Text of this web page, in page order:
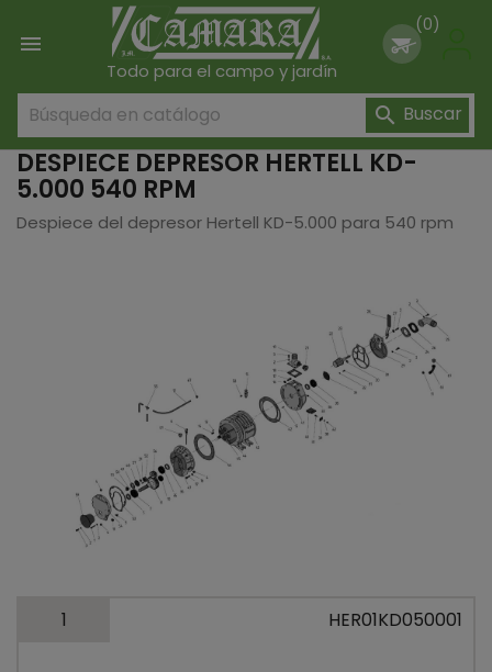

Todo para el campo y jardín
(0)
 Buscar
DESPIECE DEPRESOR HERTELL KD-
5.000 540 RPM
Despiece del depresor Hertell KD-5.000 para 540 rpm
1 HER01KD050001